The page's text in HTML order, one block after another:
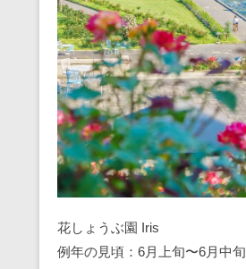
花しょうぶ園 Iris
例年の見頃：6月上旬〜6月中旬